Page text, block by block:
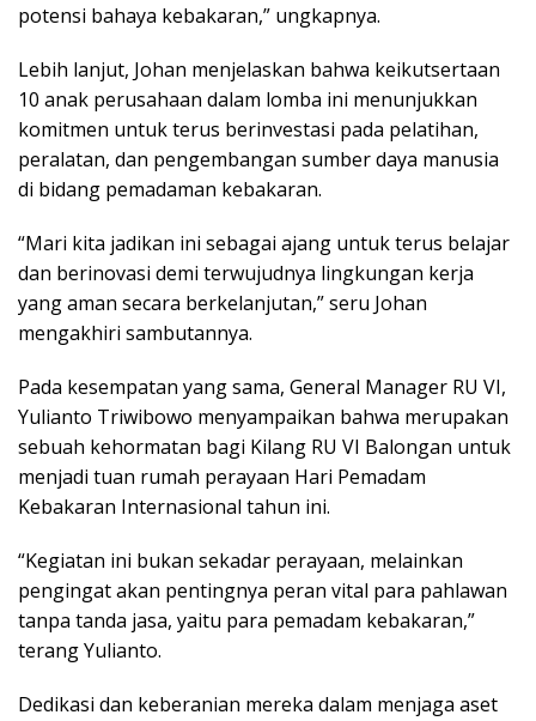
potensi bahaya kebakaran,” ungkapnya.
Lebih lanjut, Johan menjelaskan bahwa keikutsertaan
10 anak perusahaan dalam lomba ini menunjukkan
komitmen untuk terus berinvestasi pada pelatihan,
peralatan, dan pengembangan sumber daya manusia
di bidang pemadaman kebakaran.
“Mari kita jadikan ini sebagai ajang untuk terus belajar
dan berinovasi demi terwujudnya lingkungan kerja
yang aman secara berkelanjutan,” seru Johan
mengakhiri sambutannya.
Pada kesempatan yang sama, General Manager RU VI,
Yulianto Triwibowo menyampaikan bahwa merupakan
sebuah kehormatan bagi Kilang RU VI Balongan untuk
menjadi tuan rumah perayaan Hari Pemadam
Kebakaran Internasional tahun ini.
“Kegiatan ini bukan sekadar perayaan, melainkan
pengingat akan pentingnya peran vital para pahlawan
tanpa tanda jasa, yaitu para pemadam kebakaran,”
terang Yulianto.
Dedikasi dan keberanian mereka dalam menjaga aset